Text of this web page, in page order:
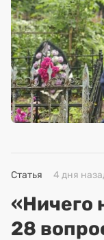
Статья 4 дня
«Ничего
28